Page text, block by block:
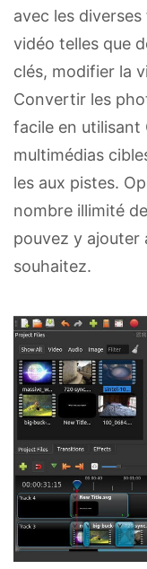
avec les
vidéo telles que
clés, modifier la
Convertir les
facile en utilisant
multimédias
les aux pistes.
nombre illimité
pouvez y ajouter
souhaitez.